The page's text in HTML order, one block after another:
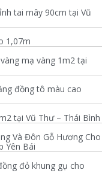
tai mây 90cm tại Vũ
1,07m
mạ vàng 1m2 tại
đồng tô màu cao
tại Vũ Thư – Thái Bình
Và Đôn Gỗ Hương Cho
Yên Bái
đỏ khung gụ cho